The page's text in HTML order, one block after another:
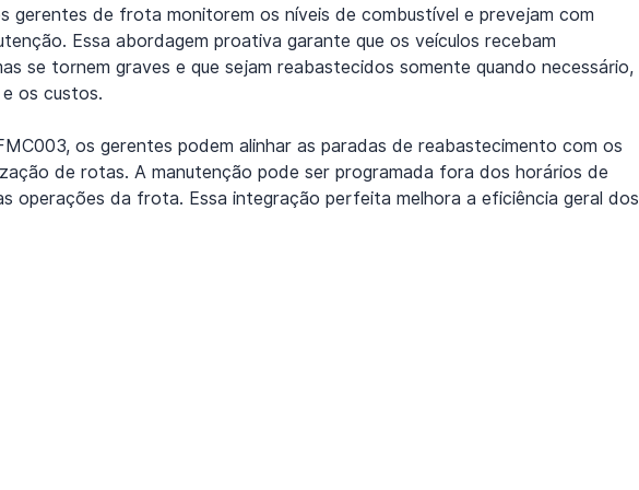
gerentes de frota monitorem os níveis de combustível e prevejam com
Essa abordagem proativa garante que os veículos recebam
se tornem graves e que sejam reabastecidos somente quando necessário,
os custos.
os gerentes podem alinhar as paradas de reabastecimento com os
de rotas. A manutenção pode ser programada fora dos horários de
operações da frota. Essa integração perfeita melhora a eficiência geral dos